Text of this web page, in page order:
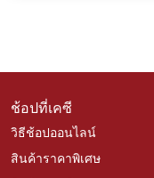
ช้อปที่เคซี
วิธีช้อปออนไลน์
สินค้าราคาพิเศษ